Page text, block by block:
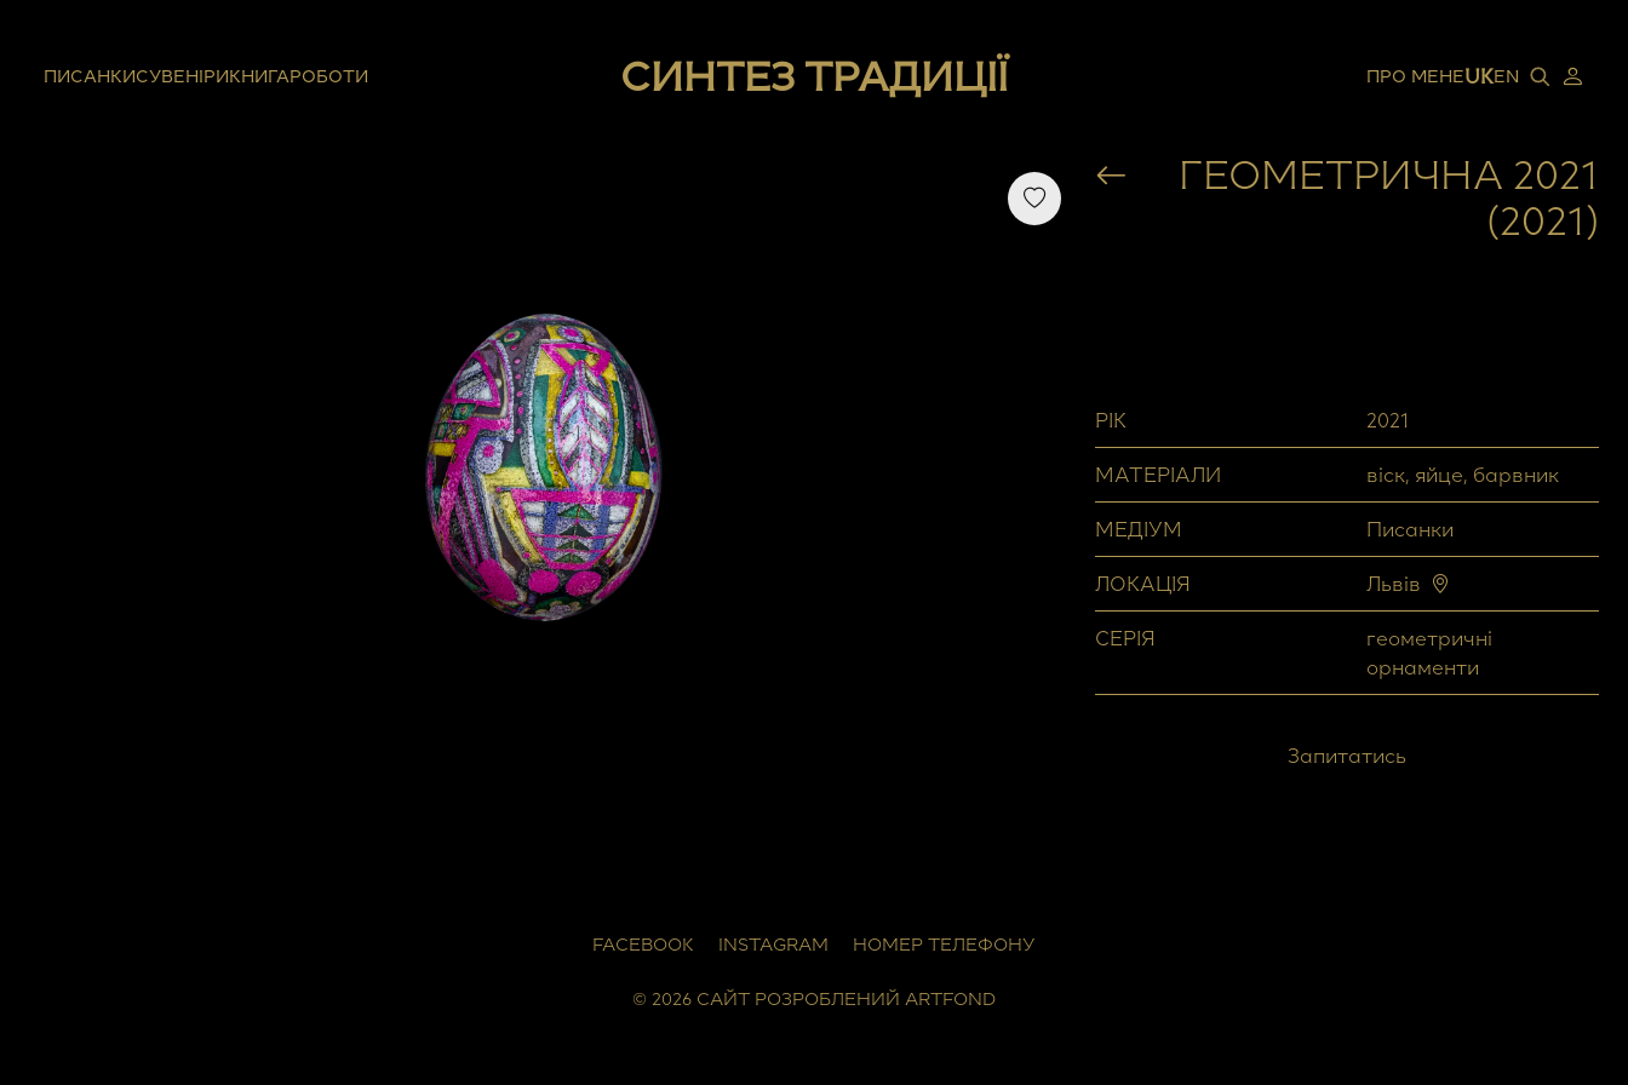
ПИСАНКИСУВЕНІРИКНИГАРОБОТИ СИНТЕЗ ТРАДИЦІЇ ПРО МЕНЕUKEN
ГЕОМЕТРИЧНА 2021
(2021)
РІК 2021
МАТЕРІАЛИ віск, яйце, барвник
МЕДІУМ Писанки
ЛОКАЦІЯ Львів
СЕРІЯ
геометричні
орнаменти
Запитатись
FACEBOOK INSTAGRAM НОМЕР ТЕЛЕФОНУ
© 2026 САЙТ РОЗРОБЛЕНИЙ ARTFOND